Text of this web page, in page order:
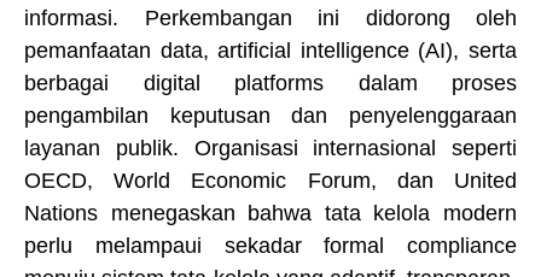
informasi. Perkembangan ini didorong oleh
pemanfaatan data, artificial intelligence (AI), serta
berbagai digital platforms dalam proses
pengambilan keputusan dan penyelenggaraan
layanan publik. Organisasi internasional seperti
OECD, World Economic Forum, dan United
Nations menegaskan bahwa tata kelola modern
perlu melampaui sekadar formal compliance